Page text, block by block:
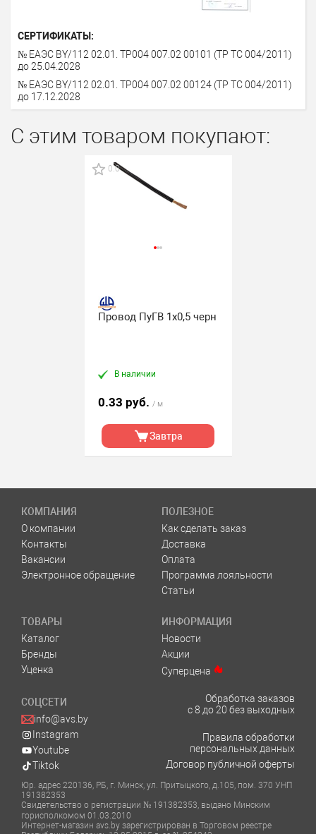
СЕРТИФИКАТЫ:
№ ЕАЭС BY/112 02.01. TP004 007.02 00101 (ТР ТС 004/2011)
до 25.04.2028
№ ЕАЭС BY/112 02.01. TP004 007.02 00124 (ТР ТС 004/2011)
до 17.12.2028
С этим товаром покупают:
0.0
Провод ПуГВ 1х0,5 черн
В наличии
0.33 руб. / м
Завтра
КОМПАНИЯ
О компании
Контакты
Вакансии
Электронное обращение
ПОЛЕЗНОЕ
Как сделать заказ
Доставка
Оплата
Программа лояльности
Статьи
ТОВАРЫ
Каталог
Бренды
Уценка
ИНФОРМАЦИЯ
Новости
Акции
Суперцена
СОЦСЕТИ
info@avs.by
Instagram
Youtube
Tiktok
Обработка заказов
с 8 до 20 без выходных
Правила обработки
персональных данных
Договор публичной оферты
Юр. адрес 220136, РБ, г. Минск, ул. Притыцкого, д.105, пом. 370 УНП
191382353
Свидетельство о регистрации № 191382353, выдано Минским
горисполкомом 01.03.2010
Интернет-магазин avs.by зарегистрирован в Торговом реестре